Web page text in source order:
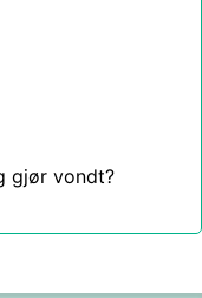
gjør vondt?